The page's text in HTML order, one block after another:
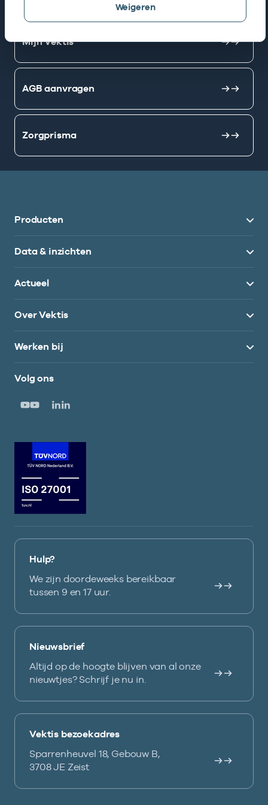
Weigeren
Mijn Vektis
AGB aanvragen
Zorgprisma
Producten
Data & inzichten
Actueel
Over Vektis
Werken bij
Volg ons
Hulp?
We zijn doordeweeks bereikbaar
tussen 9 en 17 uur.
Nieuwsbrief
Altijd op de hoogte blijven van al onze
nieuwtjes? Schrijf je nu in.
Vektis bezoekadres
Sparrenheuvel 18, Gebouw B,
3708 JE Zeist